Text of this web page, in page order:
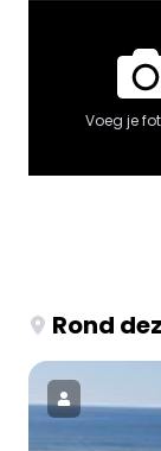
Voeg je
Rond